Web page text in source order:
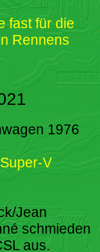
fast für die
Rennens
1976
V
Jean
schmieden
aus.